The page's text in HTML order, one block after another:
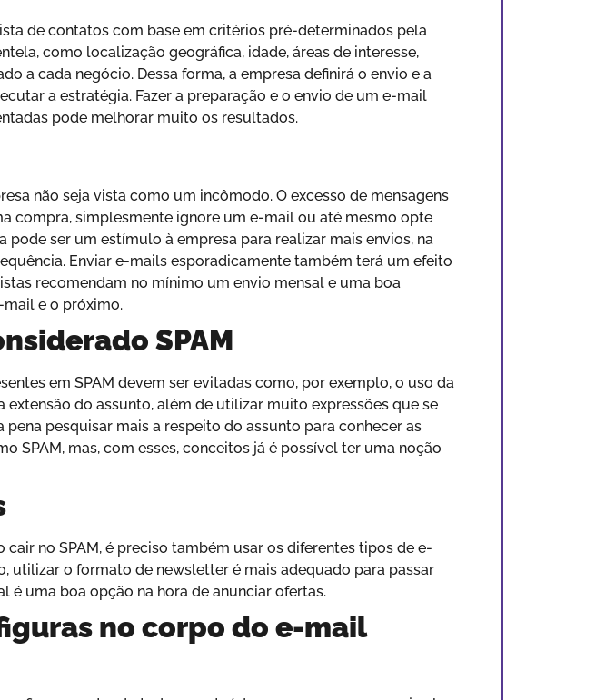
de contatos com base em critérios pré-determinados pela
como localização geográfica, idade, áreas de interesse,
a cada negócio. Dessa forma, a empresa definirá o envio e a
a estratégia. Fazer a preparação e o envio de um e-mail
pode melhorar muito os resultados.
não seja vista como um incômodo. O excesso de mensagens
compra, simplesmente ignore um e-mail ou até mesmo opte
ser um estímulo à empresa para realizar mais envios, na
Enviar e-mails esporadicamente também terá um efeito
recomendam no mínimo um envio mensal e uma boa
e o próximo.
SPAM
em SPAM devem ser evitadas como, por exemplo, o uso da
do assunto, além de utilizar muito expressões que se
pesquisar mais a respeito do assunto para conhecer as
mas, com esses, conceitos já é possível ter uma noção
no SPAM, é preciso também usar os diferentes tipos de e-
utilizar o formato de newsletter é mais adequado para passar
uma boa opção na hora de anunciar ofertas.
no corpo do e-mail